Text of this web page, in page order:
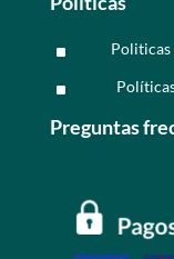
^ Politicas
^
Preguntas